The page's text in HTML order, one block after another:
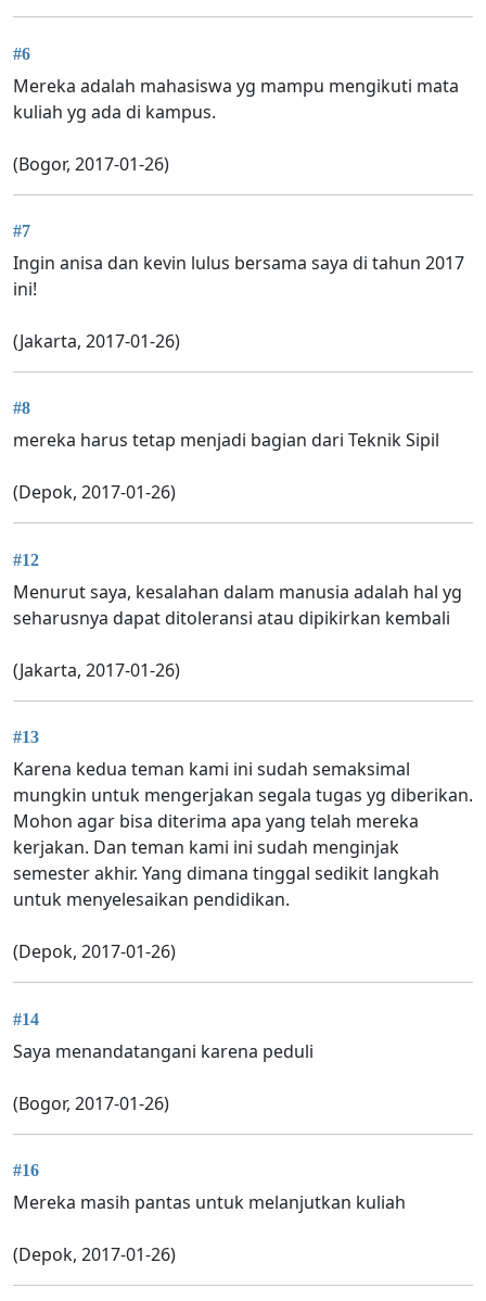
#6
Mereka adalah mahasiswa yg mampu mengikuti mata
kuliah yg ada di kampus.
(Bogor, 2017-01-26)
#7
Ingin anisa dan kevin lulus bersama saya di tahun 2017
ini!
(Jakarta, 2017-01-26)
#8
mereka harus tetap menjadi bagian dari Teknik Sipil
(Depok, 2017-01-26)
#12
Menurut saya, kesalahan dalam manusia adalah hal yg
seharusnya dapat ditoleransi atau dipikirkan kembali
(Jakarta, 2017-01-26)
#13
Karena kedua teman kami ini sudah semaksimal
mungkin untuk mengerjakan segala tugas yg diberikan.
Mohon agar bisa diterima apa yang telah mereka
kerjakan. Dan teman kami ini sudah menginjak
semester akhir. Yang dimana tinggal sedikit langkah
untuk menyelesaikan pendidikan.
(Depok, 2017-01-26)
#14
Saya menandatangani karena peduli
(Bogor, 2017-01-26)
#16
Mereka masih pantas untuk melanjutkan kuliah
(Depok, 2017-01-26)